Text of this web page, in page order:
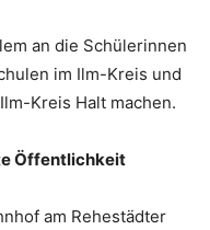
an die Schülerinnen
im Ilm-Kreis und
Kreis Halt machen.
Öffentlichkeit
am Rehestädter